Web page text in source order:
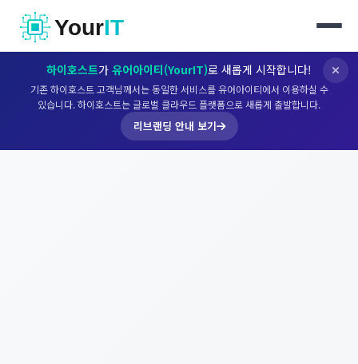
하이호스트가 유어아이티(YourIT)로 새롭게 시작합니다!
기존 하이호스트 고객님께서는 동일한 서비스를 유어아이티에서 이용하실 수
있습니다. 하이호스트는 글로벌 클라우드 플랫폼으로 새롭게 출발합니다.
리브랜딩 안내 보기
YourIT